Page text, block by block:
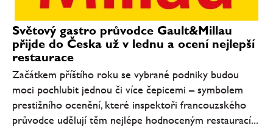
Světový gastro průvodce Gault&Millau
přijde do Česka už v lednu a ocení nejlepší
restaurace
Začátkem příštího roku se vybrané podniky budou
moci pochlubit jednou či více čepicemi – symbolem
prestižního ocenění, které inspektoři francouzského
průvodce udělují těm nejlépe hodnoceným restaurací...